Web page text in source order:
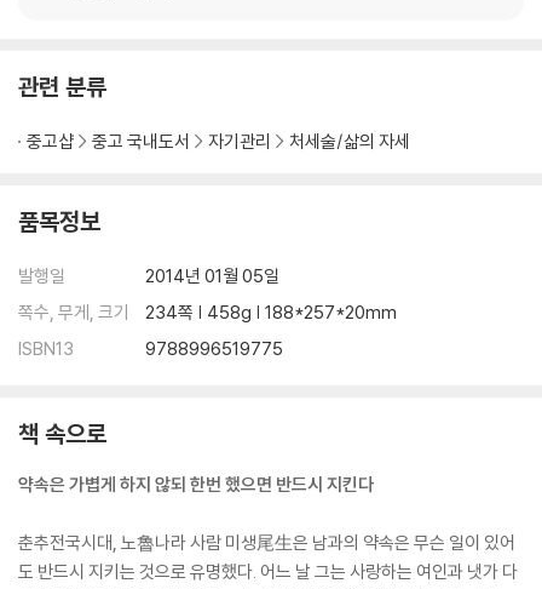
큰일에는 말이 많으므로 그 결정에는 외로움이 따른다
연작이 어찌 홍곡의 뜻을 알 것인가
물이 너무 맑으면 고기가 놀지 못 한다
선비는 자기를 알아주는 사람을 위해 죽는다
천시는 지리만 못하고, 지리는 인화만 못하다
법을 집행하는 데 지위고하에 차별을 두지 않는다
한 줄기 미풍으로도 우주의 변화를 감지한다
04. 인간경영의 지혜와 왕도
- 사람을 어떻게 경영할 것인가
멀리 내다보는 안목을 기른다
눈과 귀가 미혹에 빠지면 패가망신한다
관련 분류
중고샵 중고 국내도서 자기관리 처세술/삶의 자세
품목정보
발행일
2014년 01월 05일
쪽수, 무게, 크기
234쪽 | 458g | 188*257*20mm
ISBN13
9788996519775
책 속으로
약속은 가볍게 하지 않되 한번 했으면 반드시 지킨다
춘추전국시대, 노魯나라 사람 미생尾生은 남과의 약속은 무슨 일이 있어
도 반드시 지키는 것으로 유명했다. 어느 날 그는 사랑하는 여인과 냇가 다